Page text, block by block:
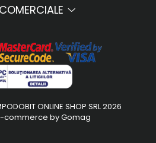
ONLINE SHOP SRL 2026
commerce by Gomag